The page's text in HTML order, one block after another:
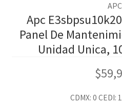
APC
Apc
Panel De
Unidad Unica,
$
CDMX: 0 CEDI: 1